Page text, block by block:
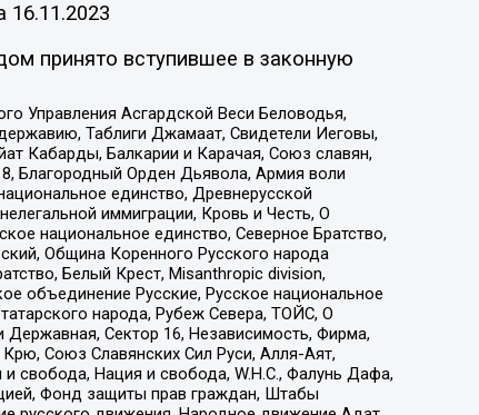
16.11.2023
принято вступившее в законную
Управления Асгардской Веси Беловодья,
Таблиги Джамаат, Свидетели Иеговы,
Кабарды, Балкарии и Карачая, Союз славян,
Благородный Орден Дьявола, Армия воли
единство, Древнерусской
иммиграции, Кровь и Честь, О
национальное единство, Северное Братство,
Община Коренного Русского народа
Белый Крест, Misanthropic division,
объединение Русские, Русское национальное
народа, Рубеж Севера, ТОЙС, О
Сектор 16, Независимость, Фирма,
Союз Славянских Сил Руси, Алля-Аят,
и свобода, Нация и свобода, W.H.С., Фалунь Дафа,
Фонд защиты прав граждан, Штабы